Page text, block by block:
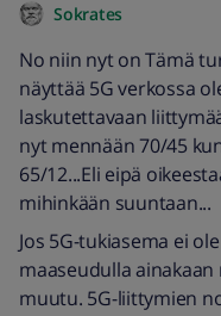
Sokrates
No niin nyt on Tämä
näyttää 5G verkossa
laskutettavaan
nyt mennään 70/45
65/12...Eli eipä
mihinkään suuntaan...
Jos 5G-tukiasema ei
maaseudulla
muutu. 5G-liittymien